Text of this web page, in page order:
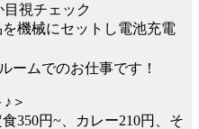
視チェック
機械にセットし電池充電
ムでのお仕事です！
＞
350円~、カレー210円、そ